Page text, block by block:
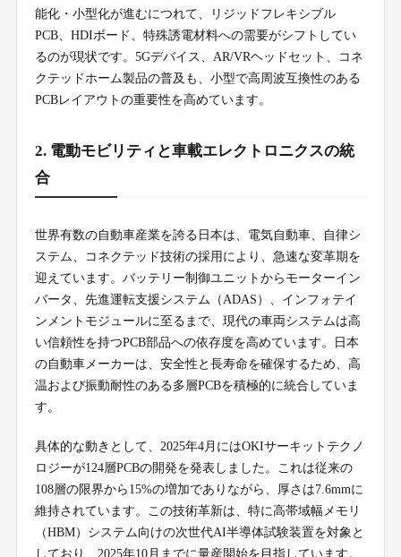
能化・小型化が進むにつれて、リジッドフレキシブル
PCB、HDIボード、特殊誘電材料への需要がシフトしてい
るのが現状です。5Gデバイス、AR/VRヘッドセット、コネ
クテッドホーム製品の普及も、小型で高周波互換性のある
PCBレイアウトの重要性を高めています。
2. 電動モビリティと車載エレクトロニクスの統
合
世界有数の自動車産業を誇る日本は、電気自動車、自律シ
ステム、コネクテッド技術の採用により、急速な変革期を
迎えています。バッテリー制御ユニットからモーターイン
バータ、先進運転支援システム（ADAS）、インフォテイ
ンメントモジュールに至るまで、現代の車両システムは高
い信頼性を持つPCB部品への依存度を高めています。日本
の自動車メーカーは、安全性と長寿命を確保するため、高
温および振動耐性のある多層PCBを積極的に統合していま
す。
具体的な動きとして、2025年4月にはOKIサーキットテクノ
ロジーが124層PCBの開発を発表しました。これは従来の
108層の限界から15%の増加でありながら、厚さは7.6mmに
維持されています。この技術革新は、特に高帯域幅メモリ
（HBM）システム向けの次世代AI半導体試験装置を対象と
しており、2025年10月までに量産開始を目指しています。